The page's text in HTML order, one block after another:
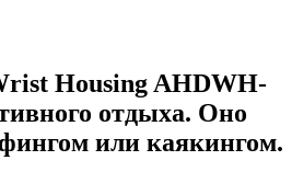
Housing AHDWH-
отдыха. Оно
или каякингом.